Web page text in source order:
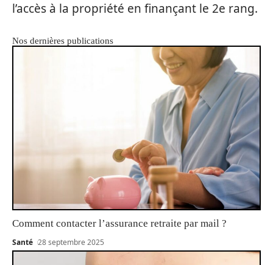
l’accès à la propriété en finançant le 2e rang.
Nos dernières publications
Comment contacter l’assurance retraite par mail ?
Santé 28 septembre 2025